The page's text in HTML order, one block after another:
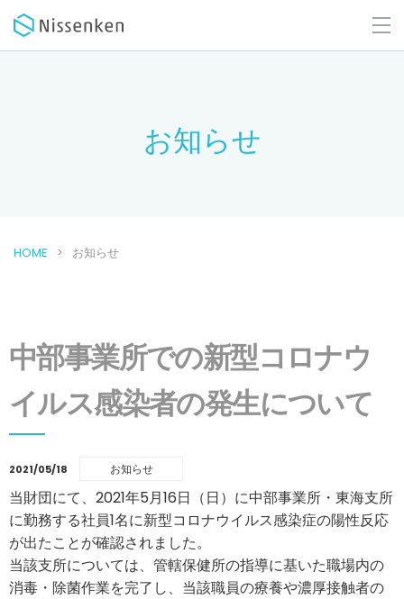
お知らせ
HOME お知らせ
中部事業所での新型コロナウ
イルス感染者の発生について
2021/05/18 お知らせ
当財団にて、2021年5月16日（日）に中部事業所・東海支所
に勤務する社員1名に新型コロナウイルス感染症の陽性反応
が出たことが確認されました。
当該支所については、管轄保健所の指導に基いた職場内の
消毒・除菌作業を完了し、当該職員の療養や濃厚接触者の